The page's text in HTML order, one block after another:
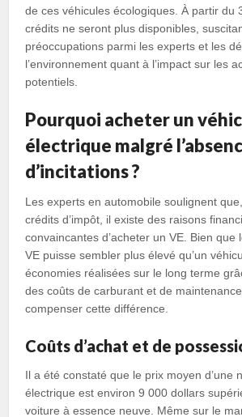
de ces véhicules écologiques. À partir du
crédits ne seront plus disponibles,
préoccupations parmi les experts et les
l’environnement quant à l’impact sur les
potentiels.
Pourquoi acheter un
électrique malgré
d’incitations ?
Les experts en automobile soulignent
crédits d’impôt, il existe des raisons
convaincantes d’acheter un VE. Bien que
VE puisse sembler plus élevé qu’un
économies réalisées sur le long terme
des coûts de carburant et de
compenser cette différence.
Coûts d’achat et de
Il a été constaté que le prix moyen d’une
électrique est environ 9 000 dollars
voiture à essence neuve. Même sur le